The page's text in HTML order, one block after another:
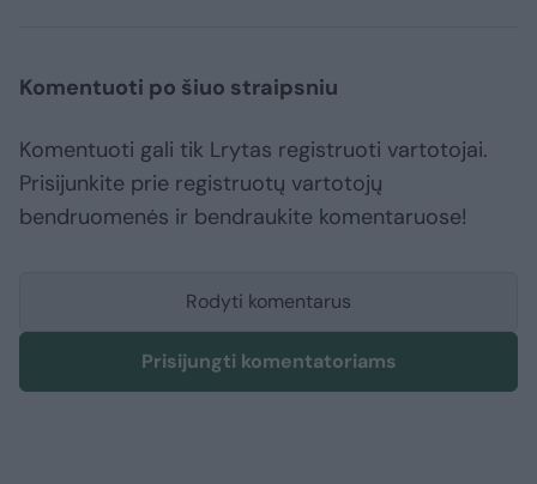
Komentuoti po šiuo straipsniu
Komentuoti gali tik Lrytas registruoti vartotojai.
Prisijunkite prie registruotų vartotojų
bendruomenės ir bendraukite komentaruose!
Rodyti komentarus
Prisijungti komentatoriams